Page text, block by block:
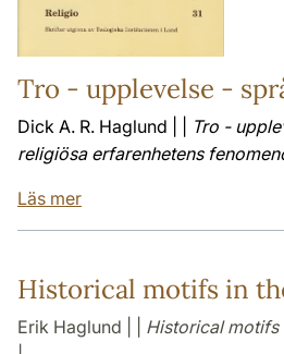
Tro - upplevelse -
Dick A. R. Haglund | |
Tro -
religiösa erfarenhetens
Läs mer
Historical motifs in
Erik Haglund | | Historical motifs